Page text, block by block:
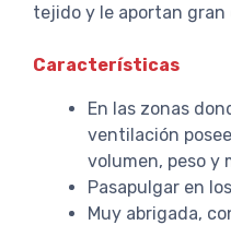
tejido y le aportan
Características
En las zonas
ventilación
volumen, peso y
Pasapulgar en
Muy abrigada,